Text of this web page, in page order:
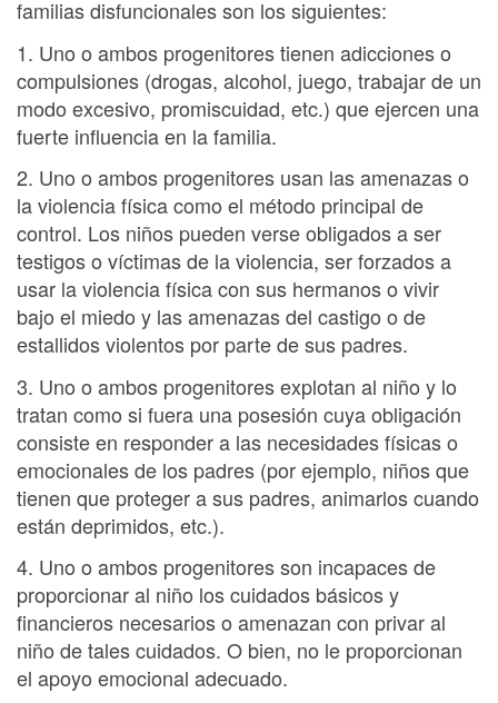
familias disfuncionales son los siguientes:
1. Uno o ambos progenitores tienen adicciones o
compulsiones (drogas, alcohol, juego, trabajar de un
modo excesivo, promiscuidad, etc.) que ejercen una
fuerte influencia en la familia.
2. Uno o ambos progenitores usan las amenazas o
la violencia física como el método principal de
control. Los niños pueden verse obligados a ser
testigos o víctimas de la violencia, ser forzados a
usar la violencia física con sus hermanos o vivir
bajo el miedo y las amenazas del castigo o de
estallidos violentos por parte de sus padres.
3. Uno o ambos progenitores explotan al niño y lo
tratan como si fuera una posesión cuya obligación
consiste en responder a las necesidades físicas o
emocionales de los padres (por ejemplo, niños que
tienen que proteger a sus padres, animarlos cuando
están deprimidos, etc.).
4. Uno o ambos progenitores son incapaces de
proporcionar al niño los cuidados básicos y
financieros necesarios o amenazan con privar al
niño de tales cuidados. O bien, no le proporcionan
el apoyo emocional adecuado.